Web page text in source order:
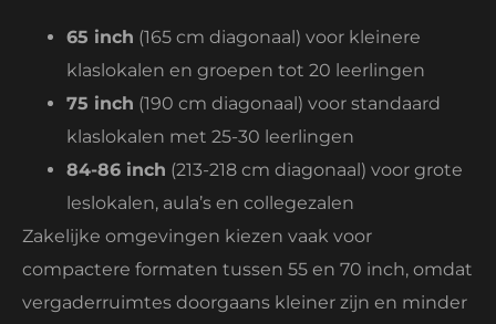
65 inch (165 cm diagonaal) voor kleinere
klaslokalen en groepen tot 20 leerlingen
75 inch (190 cm diagonaal) voor standaard
klaslokalen met 25-30 leerlingen
84-86 inch (213-218 cm diagonaal) voor grote
leslokalen, aula’s en collegezalen
Zakelijke omgevingen kiezen vaak voor
compactere formaten tussen 55 en 70 inch, omdat
vergaderruimtes doorgaans kleiner zijn en minder